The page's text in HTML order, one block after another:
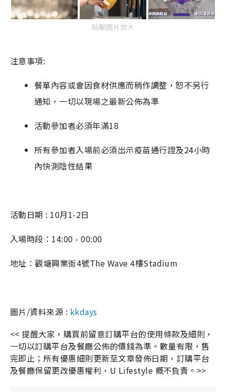
點擊圖片放大
注意事項:
餐單內容或會因食材供應而稍作調整，恕不另行
通知，一切以現場之最新公佈為準
活動參加者必須年滿18
所有參加者入場前必須出示疫苗通行證及24小時
內快測陰性結果
活動日期 : 10月1-2日
入場時段：14:00 - 00:00
地址：觀塘興業街4號The Wave 4樓Stadium
圖片/資料來源 : kkdays
<<提醒大家，購買前留意訂購平台的使用條款及細則，
一切以訂購平台及餐廳公佈的價錢為準。數量有限，售
完即止；所有優惠細則更新至文章發佈日期，訂購平台
及餐廳保留更改優惠權利， U Lifestyle 概不負責。 >>